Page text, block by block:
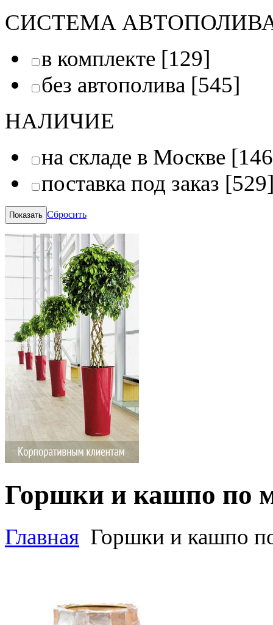
СИСТЕМА
в комплекте [129]
без автополива [545]
НАЛИЧИЕ
на складе в Москве
поставка под заказ
Сбросить
Горшки и кашпо по
Главная Горшки и кашпо